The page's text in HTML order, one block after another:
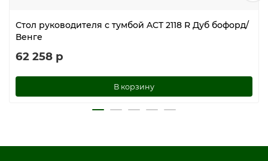
Стол руководителя с тумбой ACT 2118 R Дуб бофорд/
Венге
62 258 р
В корзину